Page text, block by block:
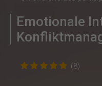
Emotionale
(8)